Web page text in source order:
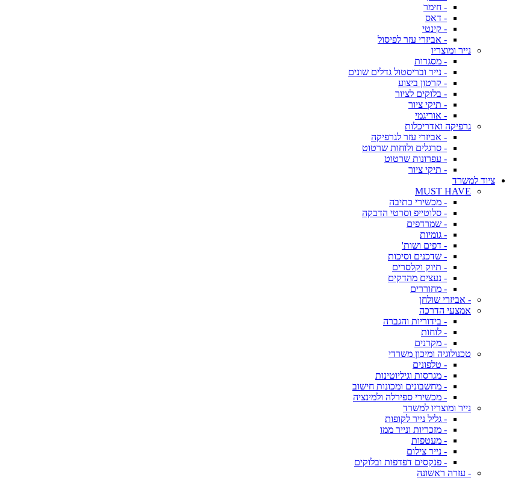
- חימר
- דאס
- קינטי
- אביזרי עזר לפיסול
נייר ומוצריו
- מסגרות
- נייר ובריסטול גדלים שונים
- קרטון ביצוע
- בלוקים לציור
- תיקי ציור
- אוריגמי
גרפיקה ואדריכלות
- אביזרי עזר לגרפיקה
- סרגלים ולוחות שרטוט
- עפרונות שרטוט
- תיקי ציור
ציוד למשרד
MUST HAVE
- מכשירי כתיבה
- סלוטייפ וסרטי הדבקה
- שמרדפים
- גומיות
- דפים ושות'
- שדכנים וסיכות
- תיוק וקלסרים
- נעצים מהדקים
- מחוררים
- אביזרי שולחן
אמצעי הדרכה
- בידוריות והגברה
- לוחות
- מקרנים
טכנולוגיה ומיכון משרדי
- טלפונים
- מגרסות וגיליוטינות
- מחשבונים ומכונות חישוב
- מכשירי ספירלה ולמינציה
נייר ומוצריו למשרד
- גליל נייר לקופות
- מזכריות ונייר ממו
- מעטפות
- נייר צילום
- פנקסים דפדפות ובלוקים
- עזרה ראשונה